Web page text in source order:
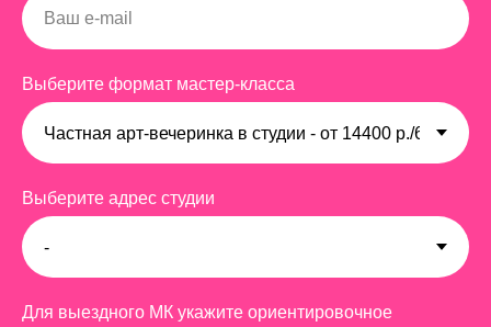
Выберите формат мастер-класса
Выберите адрес студии
Для выездного МК укажите ориентировочное